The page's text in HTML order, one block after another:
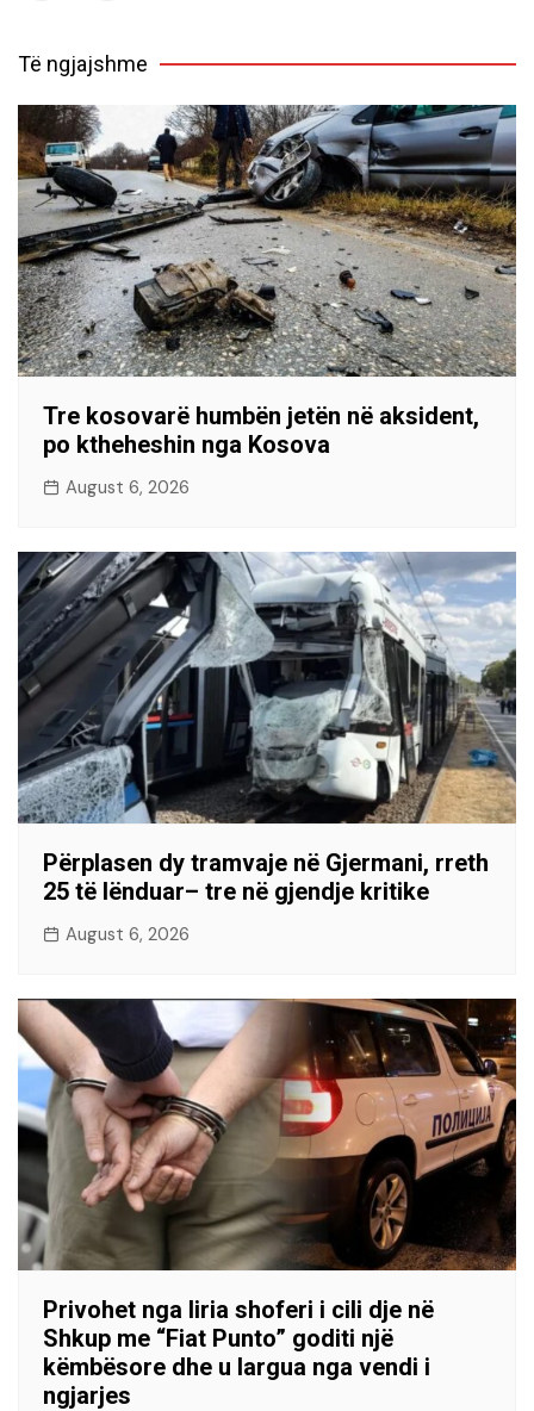
Të ngjajshme
Tre kosovarë humbën jetën në aksident,
po ktheheshin nga Kosova
August 6, 2026
Përplasen dy tramvaje në Gjermani, rreth
25 të lënduar– tre në gjendje kritike
August 6, 2026
Privohet nga liria shoferi i cili dje në
Shkup me “Fiat Punto” goditi një
këmbësore dhe u largua nga vendi i
ngjarjes